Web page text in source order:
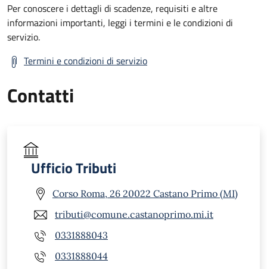
Per conoscere i dettagli di scadenze, requisiti e altre
informazioni importanti, leggi i termini e le condizioni di
servizio.
Termini e condizioni di servizio
Contatti
Ufficio Tributi
Corso Roma, 26 20022 Castano Primo (MI)
tributi@comune.castanoprimo.mi.it
0331888043
0331888044